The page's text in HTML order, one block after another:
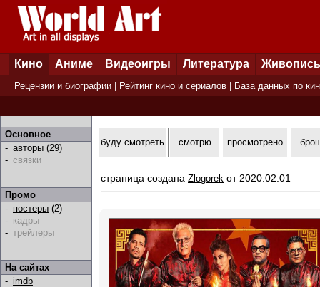
Кино Аниме Видеоигры Литература Живопись
Рецензии и биографии Рейтинг кино и сериалов База данных по
Основное
- авторы (29)
- связки
Промо
- постеры (2)
- кадры
- трейлеры
На сайтах
- imdb
буду смотреть смотрю просмотрено
страница создана Zlogorek от 2020.02.01